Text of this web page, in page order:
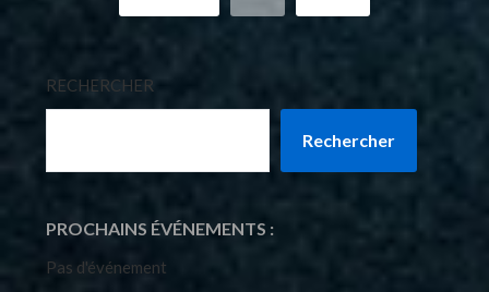
RECHERCHER
Rechercher
PROCHAINS ÉVÉNEMENTS :
Pas d'événement